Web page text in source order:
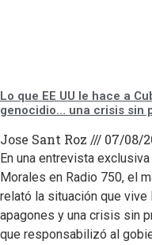
Lo que EE UU le hace a
genocidio… una crisis sin
Jose Sant Roz 07/08/
En una entrevista
Morales en Radio 750, el
relató la situación que vive
apagones y una crisis sin
que responsabilizó al